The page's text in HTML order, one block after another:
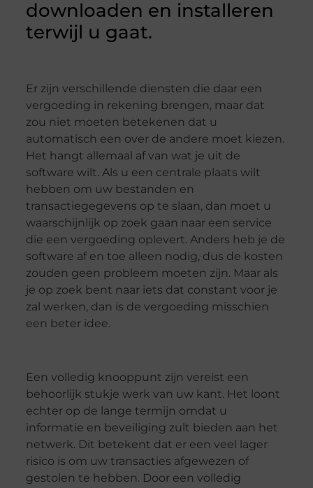
downloaden en installeren
terwijl u gaat.
Er zijn verschillende diensten die daar een
vergoeding in rekening brengen, maar dat
zou niet moeten betekenen dat u
automatisch een over de andere moet kiezen.
Het hangt allemaal af van wat je uit de
software wilt. Als u een centrale plaats wilt
hebben om uw bestanden en
transactiegegevens op te slaan, dan moet u
waarschijnlijk op zoek gaan naar een service
die een vergoeding oplevert. Anders heb je de
software af en toe alleen nodig, dus de kosten
zouden geen probleem moeten zijn. Maar als
je op zoek bent naar iets dat constant voor je
zal werken, dan is de vergoeding misschien
een beter idee.
Een volledig knooppunt zijn vereist een
behoorlijk stukje werk van uw kant. Het loont
echter op de lange termijn omdat u
informatie en beveiliging zult bieden aan het
netwerk. Dit betekent dat er een veel lager
risico is om uw transacties afgewezen of
gestolen te hebben. Door een volledig